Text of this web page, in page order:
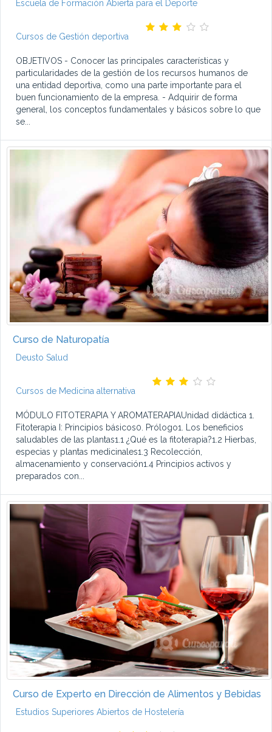
Escuela de Formación Abierta para el Deporte
Cursos de Gestión deportiva
OBJETIVOS - Conocer las principales características y
particularidades de la gestión de los recursos humanos de
una entidad deportiva, como una parte importante para el
buen funcionamiento de la empresa. - Adquirir de forma
general, los conceptos fundamentales y básicos sobre lo que
se...
Curso de Naturopatía
Deusto Salud
Cursos de Medicina alternativa
MÓDULO FITOTERAPIA Y AROMATERAPIAUnidad didáctica 1.
Fitoterapia I: Principios básicos0. Prólogo1. Los beneficios
saludables de las plantas1.1 ¿Qué es la fitoterapia?1.2 Hierbas,
especias y plantas medicinales1.3 Recolección,
almacenamiento y conservación1.4 Principios activos y
preparados con...
Curso de Experto en Dirección de Alimentos y Bebidas
Estudios Superiores Abiertos de Hostelería